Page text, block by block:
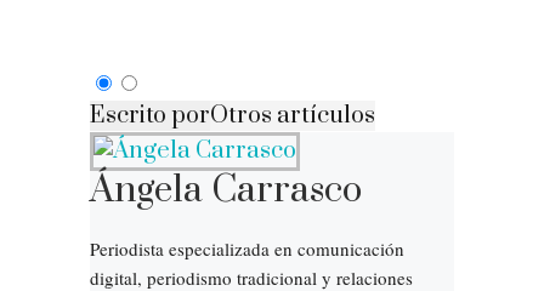
Escrito porOtros artículos
Ángela Carrasco
Periodista especializada en comunicación
digital, periodismo tradicional y relaciones